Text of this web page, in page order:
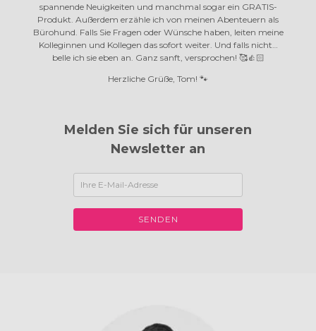
spannende Neuigkeiten und manchmal sogar ein GRATIS-
Produkt. Außerdem erzähle ich von meinen Abenteuern als
Bürohund. Falls Sie Fragen oder Wünsche haben, leiten meine
Kolleginnen und Kollegen das sofort weiter. Und falls nicht…
belle ich sie eben an. Ganz sanft, versprochen! 🥰👍🏻
Herzliche Grüße, Tom! 🐾
Melden Sie sich für unseren
Newsletter an
SENDEN